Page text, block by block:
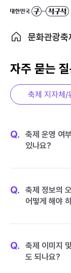
문화관광축
자주 묻는
축제 지자체/
Q.
축제 운영 여
있나요?
Q.
축제 정보의
어떻게 해야
Q.
축제 이미지
도 되나요?